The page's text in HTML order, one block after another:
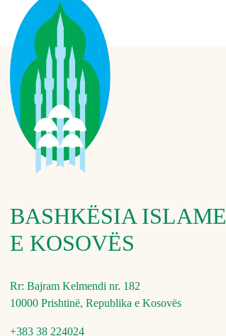
BASHKËSIA ISLAME
E KOSOVËS
Rr: Bajram Kelmendi nr. 182
10000 Prishtinë, Republika e Kosovës
+383 38 224024